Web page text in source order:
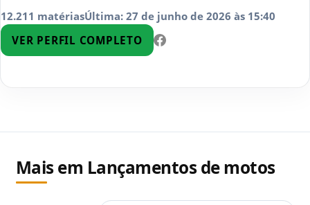
12.211 matériasÚltima: 27 de junho de 2026 às 15:40
VER PERFIL COMPLETO
Mais em Lançamentos de motos